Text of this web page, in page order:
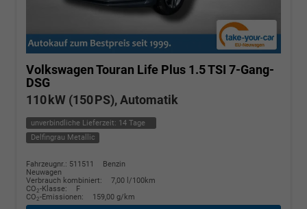
Volkswagen Touran Life Plus 1.5 TSI 7-Gang-
DSG
110 kW (150 PS), Automatik
unverbindliche Lieferzeit: 14 Tage
Delfingrau Metallic
Fahrzeugnr.: 511511
Benzin
Neuwagen
Verbrauch kombiniert:
7,00 l/100km
CO2-Klasse:
F
CO2-Emissionen: 159,00 g/km